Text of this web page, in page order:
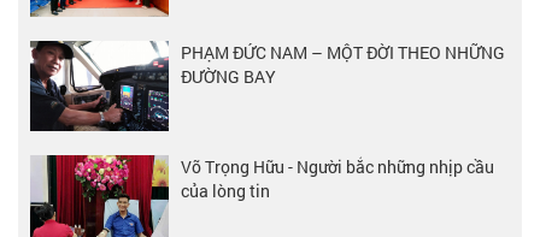
PHẠM ĐỨC NAM – MỘT ĐỜI THEO NHỮNG
ĐƯỜNG BAY
Võ Trọng Hữu - Người bắc những nhịp cầu
của lòng tin